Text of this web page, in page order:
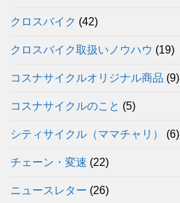
クロスバイク (42)
クロスバイク取扱いノウハウ (19)
コスナサイクルオリジナル商品 (9)
コスナサイクルのこと (5)
シティサイクル（ママチャリ） (6)
チェーン・変速 (22)
ニュースレター (26)